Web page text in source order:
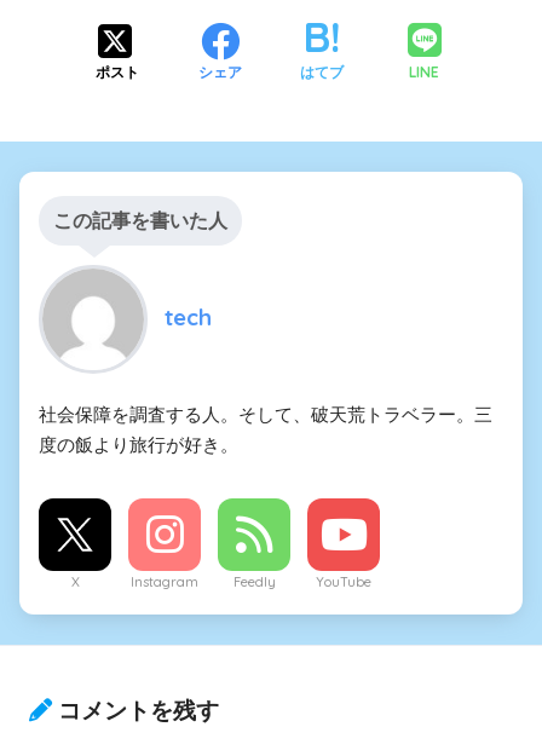
ポスト シェア はてブ LINE
この記事を書いた人
tech
社会保障を調査する人。そして、破天荒トラベラー。三
度の飯より旅行が好き。
X Instagram Feedly YouTube
コメントを残す